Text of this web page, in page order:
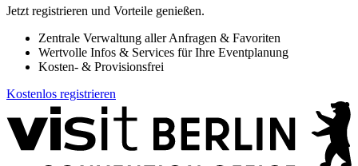
Jetzt registrieren und Vorteile genießen.
Zentrale Verwaltung aller Anfragen & Favoriten
Wertvolle Infos & Services für Ihre Eventplanung
Kosten- & Provisionsfrei
Kostenlos registrieren